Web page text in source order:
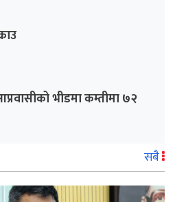
भीडमा कम्तीमा ७२
सबै